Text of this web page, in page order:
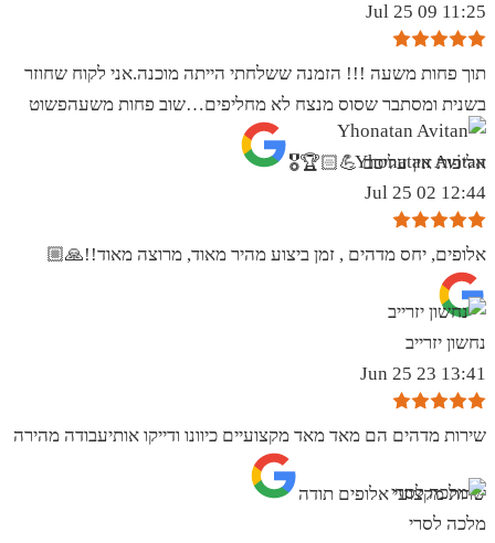
11:25 09 Jul 25
תוך פחות משעה !!! הזמנה ששלחתי הייתה מוכנה.אני לקוח שחוזר
בשנית ומסתבר שסוס מנצח לא מחליפים…שוב פחות משעהפשוט
אליפות אין עליכם 💪🏻🏆🎖
Yhonatan Avitan
12:44 02 Jul 25
אלופים, יחס מדהים , זמן ביצוע מהיר מאוד, מרוצה מאוד!!🙏🏼
נחשון יזרייב
13:41 23 Jun 25
שירות מדהים הם מאד מאד מקצועיים כיוונו ודייקו אותיעבודה מהירה
שרות מקצועי אלופים תודה
מלכה לסרי